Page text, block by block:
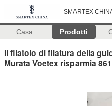
SMARTEX
Casa Prodotti
Il filatoio di filatura della
Murata Voetex risparmia